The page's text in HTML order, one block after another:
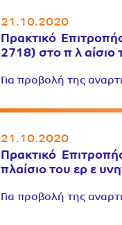
21.10.2020
Πρακτικό
2718) στο π λ
Για προβολή της
21.10.2020
Πρακτικό
πλαίσιο του ερ ε
Για προβολή της